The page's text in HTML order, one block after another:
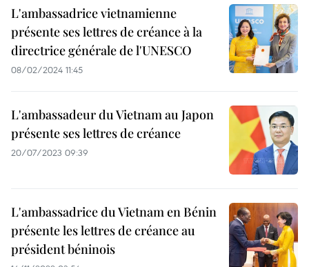
L'ambassadrice vietnamienne
présente ses lettres de créance à la
directrice générale de l'UNESCO
08/02/2024 11:45
L'ambassadeur du Vietnam au Japon
présente ses lettres de créance
20/07/2023 09:39
L'ambassadrice du Vietnam en Bénin
présente les lettres de créance au
président béninois